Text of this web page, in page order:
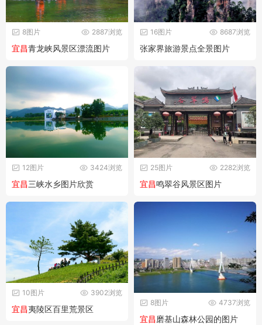
2887浏览
8图片
宜昌青龙峡风景区漂流图片
8687浏览
16图片
张家界旅游景点全景图片
3424浏览
12图片
宜昌三峡水乡图片欣赏
2282浏览
25图片
宜昌鸣翠谷风景区图片
3902浏览
10图片
宜昌夷陵区百里荒景区
4737浏览
8图片
宜昌磨基山森林公园的图片